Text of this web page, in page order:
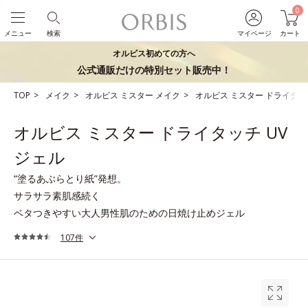
マイページ
0
カート
検索
メニュー
オルビス初めての方へ
公式通販だけの特別セット販売中！
TOP メイク オルビス ミスター メイク オルビス ミスター ドライタ
オルビス ミスター ドライタッチ UV
ジェル
“塗るあぶらとり紙”発想。
サラサラ素肌感続く
ベタつきやすい大人男性肌のための日焼け止めジェル
107件